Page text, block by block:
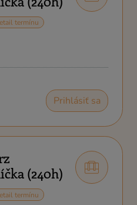
termínu
Prihlásiť sa
(240h)
termínu